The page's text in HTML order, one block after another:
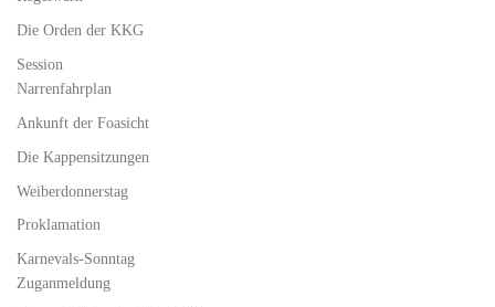
Die Orden der KKG
Session
Narrenfahrplan
Ankunft der Foasicht
Die Kappensitzungen
Weiberdonnerstag
Proklamation
Karnevals-Sonntag
Zuganmeldung